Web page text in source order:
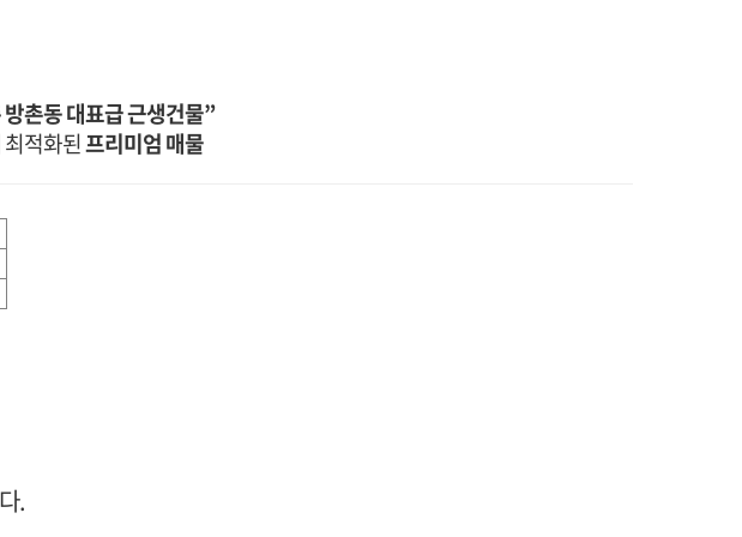
촌동 대표급 근생건물”
적화된프리미엄 매물
.